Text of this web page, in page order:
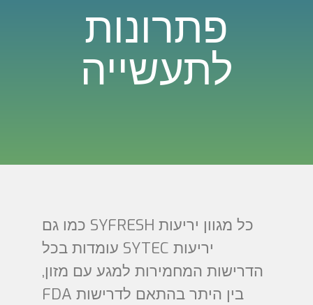
פתרונות
לתעשייה
כל מגוון יריעות SYFRESH כמו גם
יריעות SYTEC עומדות בכל
הדרישות המחמירות למגע עם מזון,
בין היתר בהתאם לדרישות FDA